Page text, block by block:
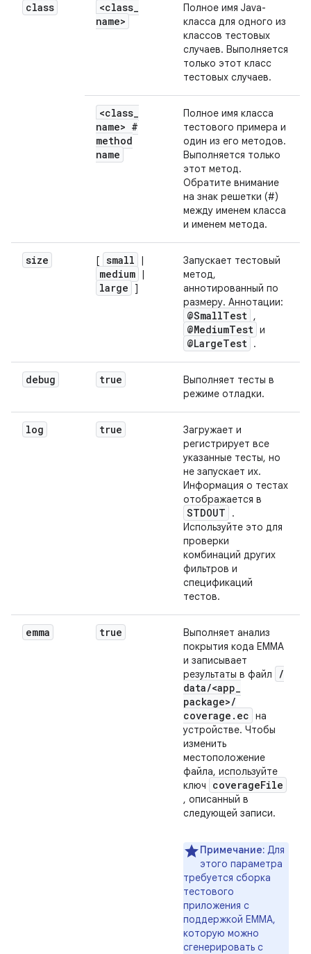
class <class_
name>
Полное имя Java-
класса для одного из
классов тестовых
случаев. Выполняется
только этот класс
тестовых случаев.
<class_
name> #
method
name
Полное имя класса
тестового примера и
один из его методов.
Выполняется только
этот метод.
Обратите внимание
на знак решетки (#)
между именем класса
и именем метода.
size [ small |
medium |
large ]
Запускает тестовый
метод,
аннотированный по
размеру. Аннотации:
@SmallTest ,
@MediumTest и
@LargeTest .
debug true
Выполняет тесты в
режиме отладки.
log true
Загружает и
регистрирует все
указанные тесты, но
не запускает их.
Информация о тестах
отображается в
STDOUT
.
Используйте это для
проверки
комбинаций других
фильтров и
спецификаций
тестов.
emma true
Выполняет анализ
покрытия кода EMMA
и записывает
результаты в файл
/
data/<app_
package>/
coverage . ec на
устройстве. Чтобы
изменить
местоположение
файла, используйте
ключ
coverageFile
, описанный в
следующей записи.
Примечание: Для
этого параметра
требуется сборка
тестового
приложения с
поддержкой EMMA,
которую можно
сгенерировать с